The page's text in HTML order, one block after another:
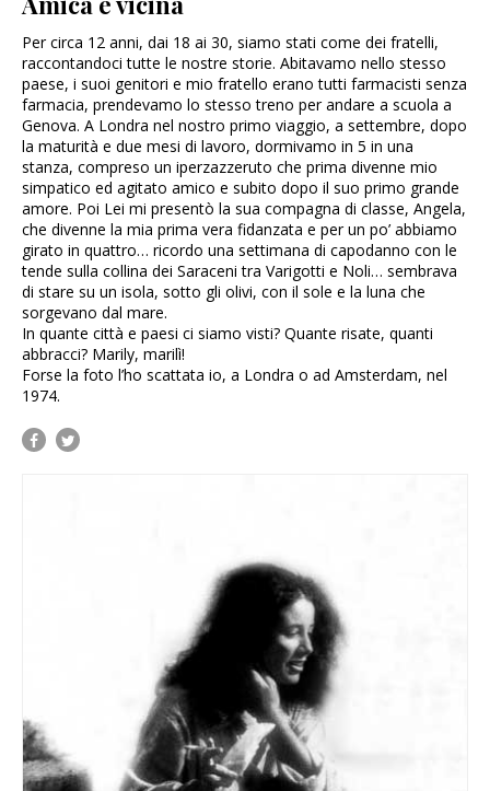
Per circa 12 anni, dai 18 ai 30, siamo stati come dei fratelli,
raccontandoci tutte le nostre storie. Abitavamo nello stesso
paese, i suoi genitori e mio fratello erano tutti farmacisti senza
farmacia, prendevamo lo stesso treno per andare a scuola a
Genova. A Londra nel nostro primo viaggio, a settembre, dopo
la maturità e due mesi di lavoro, dormivamo in 5 in una
stanza, compreso un iperzazzeruto che prima divenne mio
simpatico ed agitato amico e subito dopo il suo primo grande
amore. Poi Lei mi presentò la sua compagna di classe, Angela,
che divenne la mia prima vera fidanzata e per un po’ abbiamo
girato in quattro… ricordo una settimana di capodanno con le
tende sulla collina dei Saraceni tra Varigotti e Noli… sembrava
di stare su un isola, sotto gli olivi, con il sole e la luna che
sorgevano dal mare.
In quante città e paesi ci siamo visti? Quante risate, quanti
abbracci? Marily, marilì!
Forse la foto l’ho scattata io, a Londra o ad Amsterdam, nel
1974.